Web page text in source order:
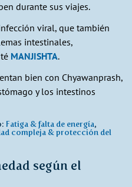
durante sus viajes.
viral, que también
intestinales,
MANJISHTA.
bien con Chyawanprash,
y los intestinos
Fatiga & falta de energía,
compleja & protección del
según el